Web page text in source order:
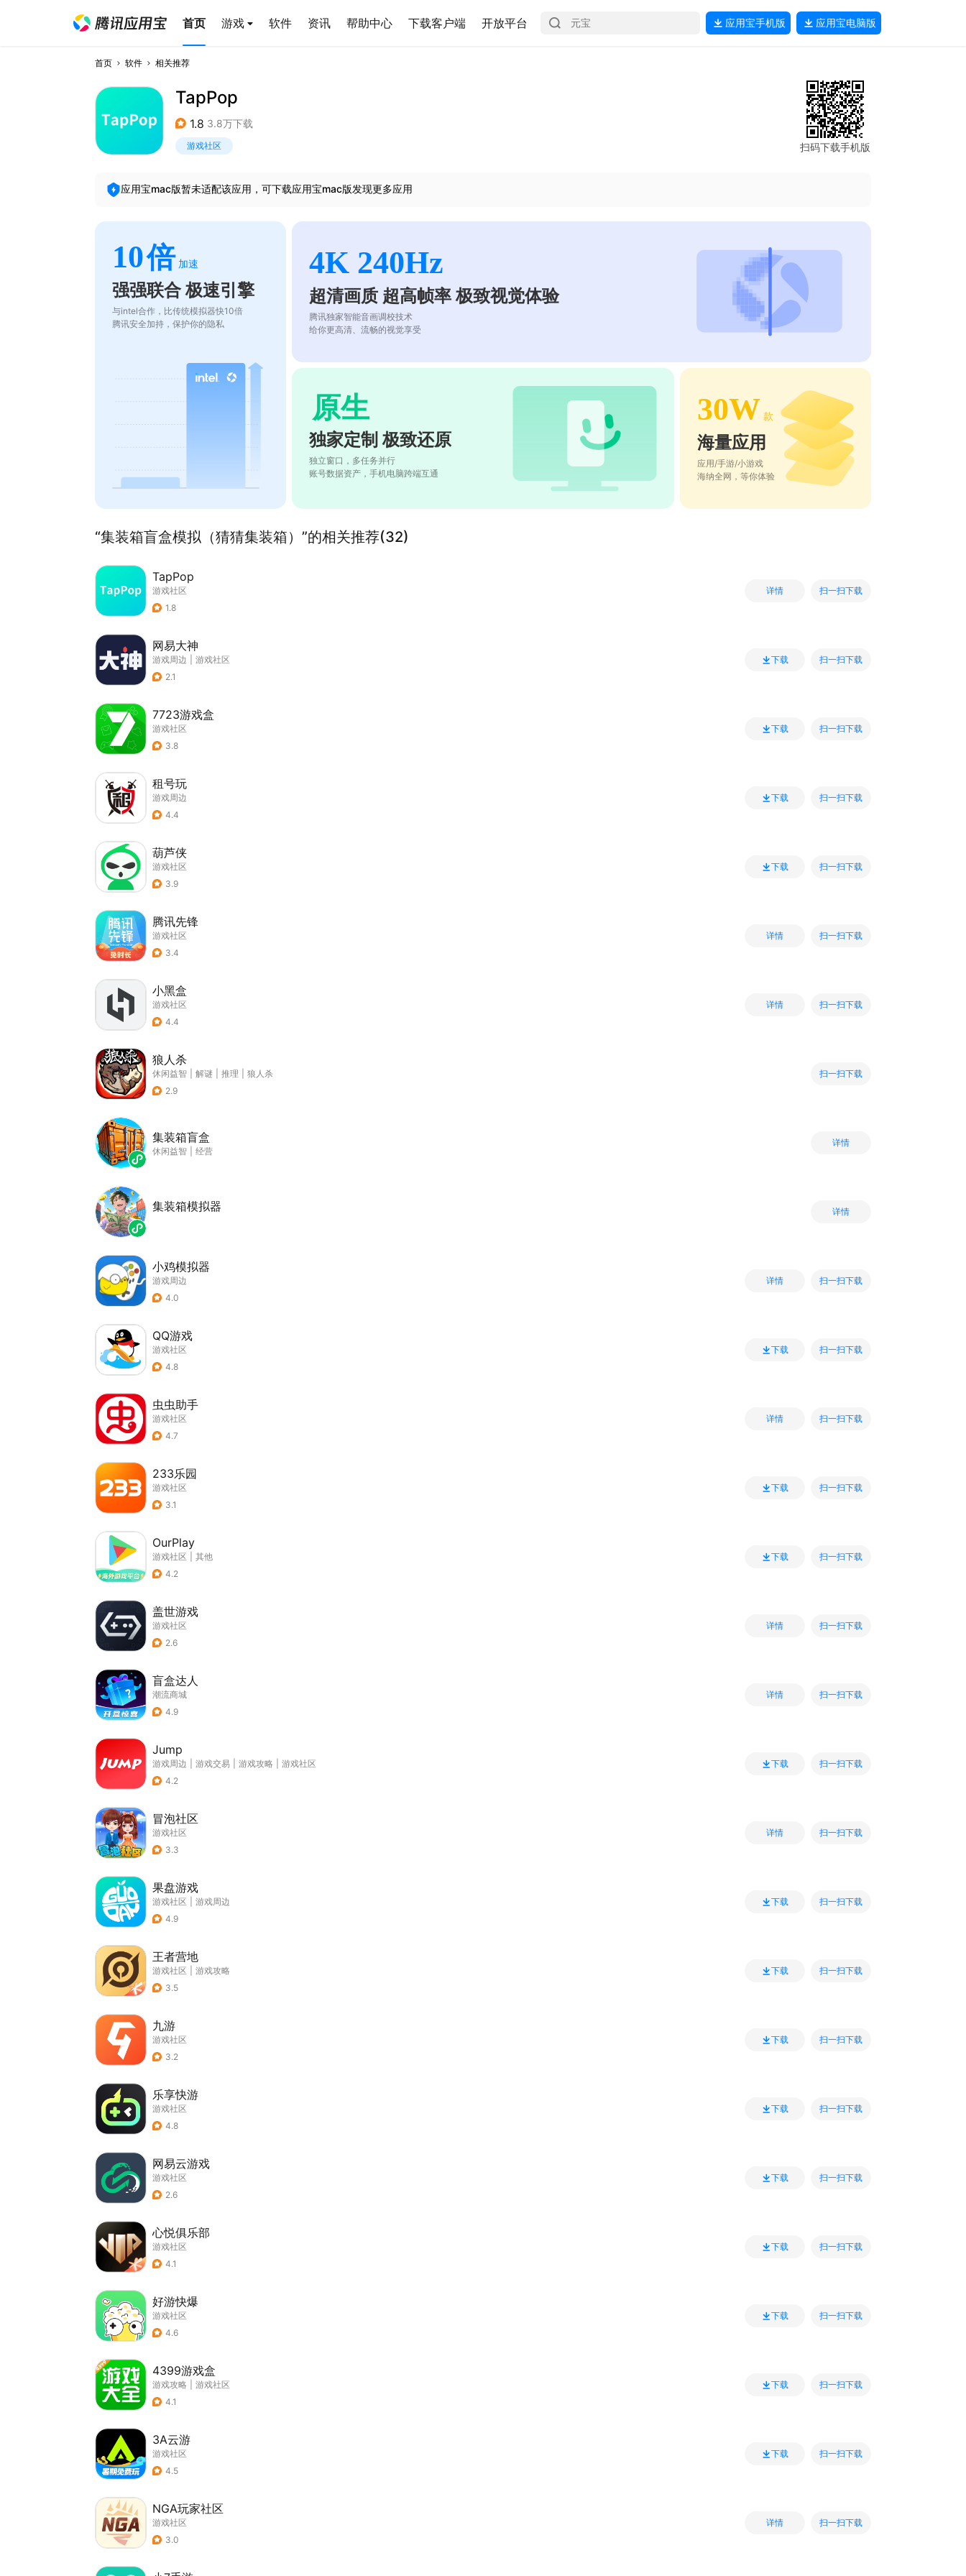
首页 游戏 软件 资讯 帮助中心 下载客户端 开放平台 应用宝手机版 应用宝电脑版
首页 软件 相关推荐
TapPop
1.8 3.8万下载
游戏社区 扫码下载手机版
应用宝mac版暂未适配该应用，可下载应用宝mac版发现更多应用
10倍 加速
强强联合 极速引擎
与intel合作，比传统模拟器快10倍
腾讯安全加持，保护你的隐私
4K 240Hz
超清画质 超高帧率 极致视觉体验
腾讯独家智能音画调校技术
给你更高清、流畅的视觉享受
原生
独家定制 极致还原
独立窗口，多任务并行
账号数据资产，手机电脑跨端互通
30W 款
海量应用
应用/手游/小游戏
海纳全网，等你体验
“集装箱盲盒模拟（猜猜集装箱）”的相关推荐(32)
TapPop
游戏社区
1.8
详情 扫一扫下载
网易大神
游戏周边
游戏社区
2.1
下载 扫一扫下载
7723游戏盒
游戏社区
3.8
下载 扫一扫下载
租号玩
游戏周边
4.4
下载 扫一扫下载
葫芦侠
游戏社区
3.9
下载 扫一扫下载
腾讯先锋
游戏社区
3.4
详情 扫一扫下载
小黑盒
游戏社区
4.4
详情 扫一扫下载
狼人杀
休闲益智 解谜 推理
狼人杀
2.9
扫一扫下载
集装箱盲盒
休闲益智 经营
详情
集装箱模拟器 详情
小鸡模拟器
游戏周边
4.0
详情 扫一扫下载
QQ游戏
游戏社区
4.8
下载 扫一扫下载
虫虫助手
游戏社区
4.7
详情 扫一扫下载
233乐园
游戏社区
3.1
下载 扫一扫下载
OurPlay
游戏社区
其他
4.2
下载 扫一扫下载
盖世游戏
游戏社区
2.6
详情 扫一扫下载
盲盒达人
潮流商城
4.9
详情 扫一扫下载
Jump
游戏周边 游戏交易 游戏攻略
游戏社区
4.2
下载 扫一扫下载
冒泡社区
游戏社区
3.3
详情 扫一扫下载
果盘游戏
游戏社区
游戏周边
4.9
下载 扫一扫下载
王者营地
游戏社区
游戏攻略
3.5
下载 扫一扫下载
九游
游戏社区
3.2
下载 扫一扫下载
乐享快游
游戏社区
4.8
下载 扫一扫下载
网易云游戏
游戏社区
2.6
下载 扫一扫下载
心悦俱乐部
游戏社区
4.1
下载 扫一扫下载
好游快爆
游戏社区
4.6
下载 扫一扫下载
4399游戏盒
游戏攻略
游戏社区
4.1
下载 扫一扫下载
3A云游
游戏社区
4.5
下载 扫一扫下载
NGA玩家社区
游戏社区
3.0
详情 扫一扫下载